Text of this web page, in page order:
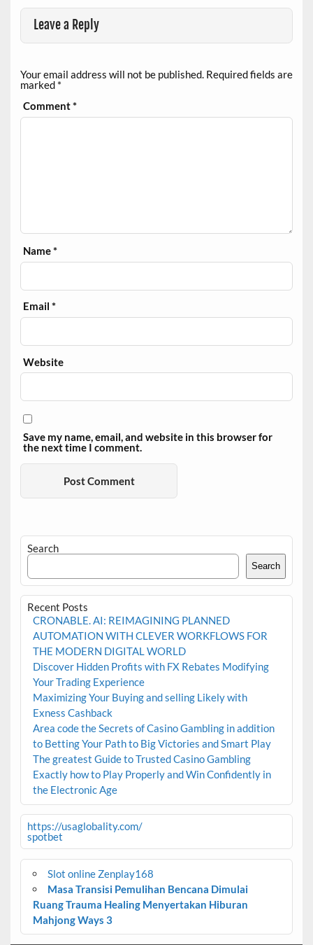
Leave a Reply
Your email address will not be published. Required fields are
marked *
Comment*
Name*
Email*
Website
Save my name, email, and website in this browser for
the next time I comment.
Search
Search
Recent Posts
CRONABLE. AI: REIMAGINING PLANNED
AUTOMATION WITH CLEVER WORKFLOWS FOR
THE MODERN DIGITAL WORLD
Discover Hidden Profits with FX Rebates Modifying
Your Trading Experience
Maximizing Your Buying and selling Likely with
Exness Cashback
Area code the Secrets of Casino Gambling in addition
to Betting Your Path to Big Victories and Smart Play
The greatest Guide to Trusted Casino Gambling
Exactly how to Play Properly and Win Confidently in
the Electronic Age
https://usaglobality.com/
spotbet
Slot online Zenplay168
Masa Transisi Pemulihan Bencana Dimulai
Ruang Trauma Healing Menyertakan Hiburan
Mahjong Ways 3